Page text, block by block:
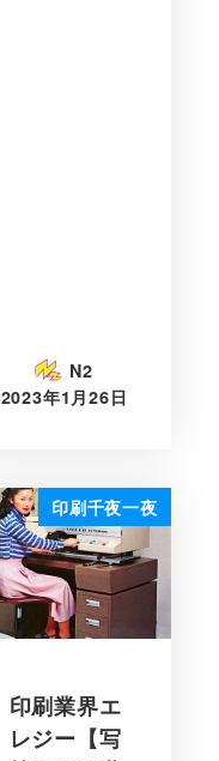
N2
2023年1月26日
印刷千夜一夜
印刷業界エ
レジー【写